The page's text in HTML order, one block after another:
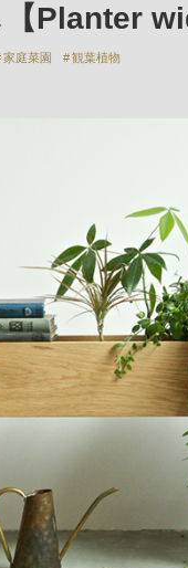
Planter
家庭菜園 観葉植物